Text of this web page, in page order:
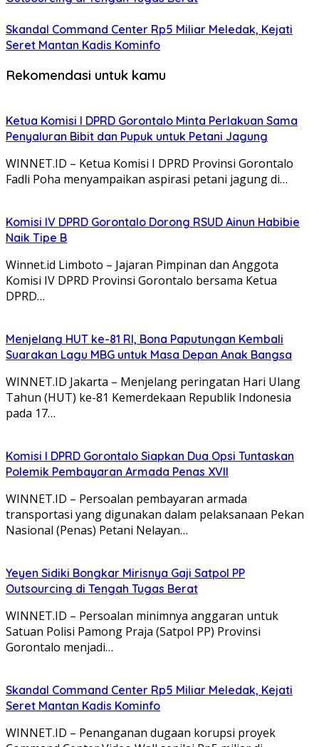
Skandal Command Center Rp5 Miliar Meledak, Kejati
Seret Mantan Kadis Kominfo
Rekomendasi untuk kamu
Ketua Komisi I DPRD Gorontalo Minta Perlakuan Sama
Penyaluran Bibit dan Pupuk untuk Petani Jagung
WINNET.ID – Ketua Komisi I DPRD Provinsi Gorontalo
Fadli Poha menyampaikan aspirasi petani jagung di…
Komisi IV DPRD Gorontalo Dorong RSUD Ainun Habibie
Naik Tipe B
Winnet.id Limboto – Jajaran Pimpinan dan Anggota
Komisi IV DPRD Provinsi Gorontalo bersama Ketua
DPRD…
Menjelang HUT ke-81 RI, Bona Paputungan Kembali
Suarakan Lagu MBG untuk Masa Depan Anak Bangsa
WINNET.ID Jakarta – Menjelang peringatan Hari Ulang
Tahun (HUT) ke-81 Kemerdekaan Republik Indonesia
pada 17…
Komisi I DPRD Gorontalo Siapkan Dua Opsi Tuntaskan
Polemik Pembayaran Armada Penas XVII
WINNET.ID – Persoalan pembayaran armada
transportasi yang digunakan dalam pelaksanaan Pekan
Nasional (Penas) Petani Nelayan…
Yeyen Sidiki Bongkar Mirisnya Gaji Satpol PP
Outsourcing di Tengah Tugas Berat
WINNET.ID – Persoalan minimnya anggaran untuk
Satuan Polisi Pamong Praja (Satpol PP) Provinsi
Gorontalo menjadi…
Skandal Command Center Rp5 Miliar Meledak, Kejati
Seret Mantan Kadis Kominfo
WINNET.ID – Penanganan dugaan korupsi proyek